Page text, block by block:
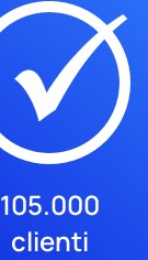
105.000
clienti